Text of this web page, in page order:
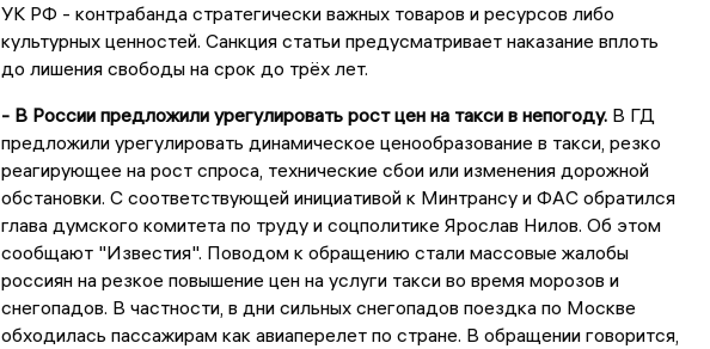
УК РФ - контрабанда стратегически важных товаров и ресурсов либо
культурных ценностей. Санкция статьи предусматривает наказание вплоть
до лишения свободы на срок до трёх лет.
- В России предложили урегулировать рост цен на такси в непогоду.В ГД
предложили урегулировать динамическое ценообразование в такси, резко
реагирующее на рост спроса, технические сбои или изменения дорожной
обстановки. С соответствующей инициативой к Минтрансу и ФАС обратился
глава думского комитета по труду и соцполитике Ярослав Нилов. Об этом
сообщают "Известия". Поводом к обращению стали массовые жалобы
россиян на резкое повышение цен на услуги такси во время морозов и
снегопадов. В частности, в дни сильных снегопадов поездка по Москве
обходилась пассажирам как авиаперелет по стране. В обращении говорится,